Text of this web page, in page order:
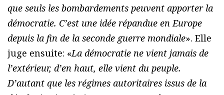
que seuls les bombardements peuvent apporter la
démocratie. C’est une idée répandue en Europe
depuis la fin de la seconde guerre mondiale». Elle
juge ensuite: «La démocratie ne vient jamais de
l’extérieur, d’en haut, elle vient du peuple.
D’autant que les régimes autoritaires issus de la